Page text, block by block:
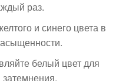
раз.
и синего цвета в
белый цвет для